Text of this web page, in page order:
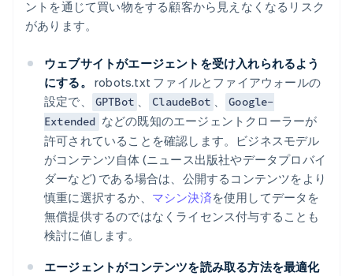
ントを通じて買い物をする顧客から見えなくなるリスク
があります。
ウェブサイトがエージェントを受け入れられるよう
にする。 robots.txt ファイルとファイアウォールの
設定で、
GPTBot 、 ClaudeBot 、
Google-
Extended などの既知のエージェントクローラーが
許可されていることを確認します。ビジネスモデル
がコンテンツ自体 (ニュース出版社やデータプロバイ
ダーなど) である場合は、公開するコンテンツをより
慎重に選択するか、 マシン決済を使用してデータを
無償提供するのではなくライセンス付与することも
検討に値します。
エージェントがコンテンツを読み取る方法を最適化